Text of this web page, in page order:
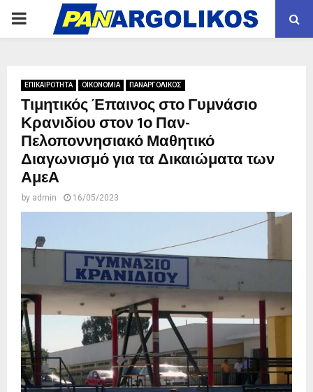
PRIMARY
ΕΠΙΚΑΙΡΟΤΗΤΑ ΟΙΚΟΝΟΜΙΑ ΠΑΝΑΡΓΟΛΙΚΟΣ
Τιμητικός Έπαινος στο Γυμνάσιο
Κρανιδίου στον 1ο Παν-
Πελοποννησιακό Μαθητικό
Διαγωνισμό για τα Δικαιώματα των
ΑμεΑ
by admin 16/05/2023